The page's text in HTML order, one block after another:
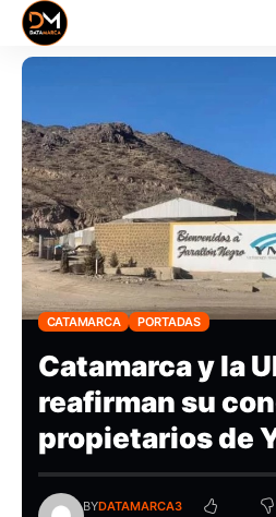
CATAMARCA PORTADAS
Catamarca y la
reafirman su
propietarios de
BYDATAMARCA3